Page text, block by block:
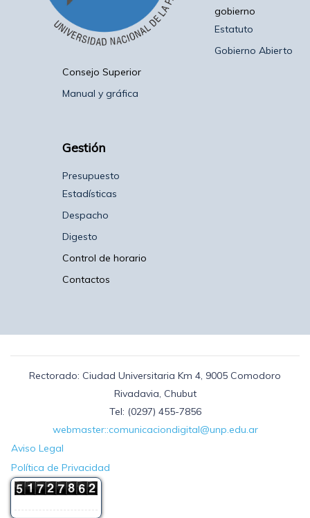
gobierno
Estatuto
Gobierno Abierto
Consejo Superior
Manual y gráfica
Gestión
Presupuesto
Estadísticas
Despacho
Digesto
Control de horario
Contactos
Rectorado: Ciudad Universitaria Km 4, 9005 Comodoro
Rivadavia, Chubut
Tel: (0297) 455-7856
webmaster::comunicaciondigital@unp.edu.ar
Aviso Legal
Política de Privacidad